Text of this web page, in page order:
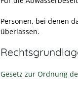
Personen, bei denen
überlassen.
Gesetz zur Ordnung